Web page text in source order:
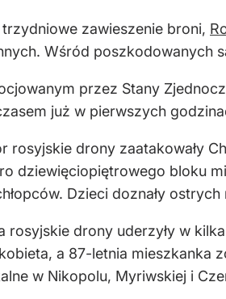
zawieszenie broni,
Wśród poszkodowanych
przez Stany
już w pierwszych
rosyjskie drony zaatakowały
dziewięciopiętrowego bloku
Dzieci doznały
rosyjskie drony uderzyły w
a 87-letnia mieszkanka
w Nikopolu, Myriwskiej i